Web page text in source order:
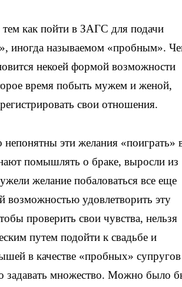
как пойти в ЗАГС для подачи
иногда называемом «пробным».
некоей формой возможности
время побыть мужем и женой,
свои отношения.
эти желания «поиграть»
помышлять о браке, выросли из
желание побаловаться все еще
возможностью удовлетворить эту
проверить свои чувства, нельзя
путем подойти к свадьбе и
в качестве «пробных» супругов
задавать множество. Можно было